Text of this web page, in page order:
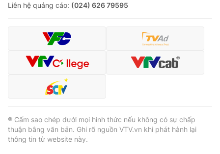
Liên hệ quảng cáo: (024) 626 79595
® Cấm sao chép dưới mọi hình thức nếu không có sự chấp
thuận bằng văn bản. Ghi rõ nguồn VTV.vn khi phát hành lại
thông tin từ website này.